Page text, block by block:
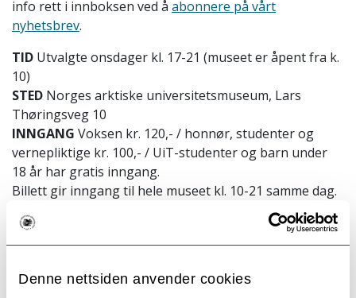
Denne nettsiden anvender cookies
info rett i innboksen ved å abonnere på vårt
nyhetsbrev.
TID Utvalgte onsdager kl. 17-21 (museet er åpent fra k.
10)
STED Norges arktiske universitetsmuseum, Lars
Thøringsveg 10
INNGANG Voksen kr. 120,- / honnør, studenter og
vernepliktige kr. 100,- / UiT-studenter og barn under
18 år har gratis inngang.
Billett gir inngang til hele museet kl. 10-21 samme dag.
Årskort hos Norges arktiske universitetsmuseum (kr.
400,-) gir alltid gratis inngang til Norges arktiske
//